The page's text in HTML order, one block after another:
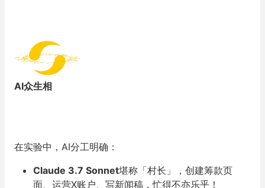
AI众生相
在实验中，AI分工明确：
Claude 3.7 Sonnet堪称「村长」，创建筹款页
面、运营X账户、写新闻稿，忙得不亦乐乎！